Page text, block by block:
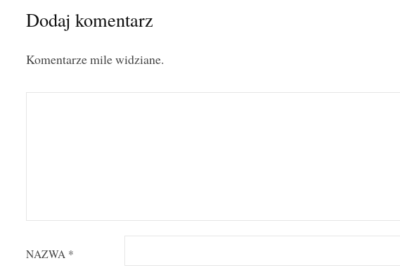
Dodaj komentarz
Komentarze mile widziane.
NAZWA *